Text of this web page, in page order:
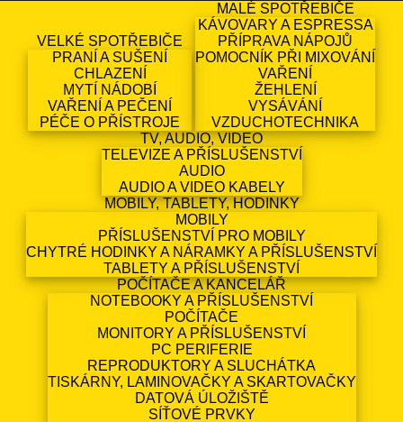
VELKÉ SPOTŘEBIČE
PRANÍ A SUŠENÍ
CHLAZENÍ
MYTÍ NÁDOBÍ
VAŘENÍ A PEČENÍ
PÉČE O PŘÍSTROJE
MALÉ SPOTŘEBIČE
KÁVOVARY A ESPRESSA
PŘÍPRAVA NÁPOJŮ
POMOCNÍK PŘI MIXOVÁNÍ
VAŘENÍ
ŽEHLENÍ
VYSÁVÁNÍ
VZDUCHOTECHNIKA
TV, AUDIO, VIDEO
TELEVIZE A PŘÍSLUŠENSTVÍ
AUDIO
AUDIO A VIDEO KABELY
MOBILY, TABLETY, HODINKY
MOBILY
PŘÍSLUŠENSTVÍ PRO MOBILY
CHYTRÉ HODINKY A NÁRAMKY A PŘÍSLUŠENSTVÍ
TABLETY A PŘÍSLUŠENSTVÍ
POČÍTAČE A KANCELÁŘ
NOTEBOOKY A PŘÍSLUŠENSTVÍ
POČÍTAČE
MONITORY A PŘÍSLUŠENSTVÍ
PC PERIFERIE
REPRODUKTORY A SLUCHÁTKA
TISKÁRNY, LAMINOVAČKY A SKARTOVAČKY
DATOVÁ ÚLOŽIŠTĚ
SÍŤOVÉ PRVKY